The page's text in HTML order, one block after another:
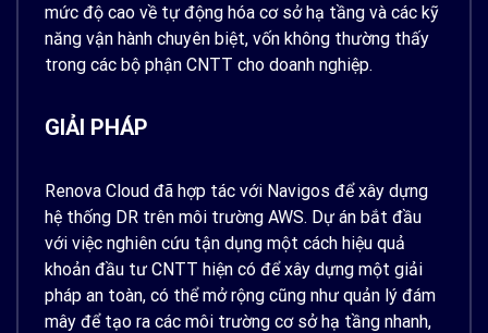
mức độ cao về tự động hóa cơ sở hạ tầng và các kỹ
năng vận hành chuyên biệt, vốn không thường thấy
trong các bộ phận CNTT cho doanh nghiệp.
GIẢI PHÁP
Renova Cloud đã hợp tác với Navigos để xây dựng
hệ thống DR trên môi trường AWS. Dự án bắt đầu
với việc nghiên cứu tận dụng một cách hiệu quả
khoản đầu tư CNTT hiện có để xây dựng một giải
pháp an toàn, có thể mở rộng cũng như quản lý đám
mây để tạo ra các môi trường cơ sở hạ tầng nhanh,